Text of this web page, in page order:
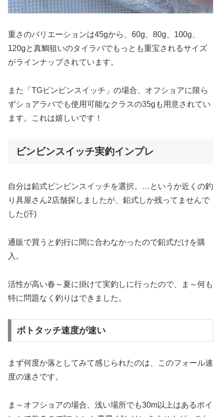
重さのバリエーションは45gから、60g、80g、100g、
120gと真鯛狙いのタイラバでもっとも重宝されるサイズ
がラインナップされています。
また「TGビンビンスイッチ」の場合、オフショアに限ら
ずショアラバでも使用可能なクラスの35gも用意されてい
ます。これは嬉しいです！
ビンビンスイッチ実釣インプレ
自分は鉛式ビンビンスイッチを選択。…というか近くの釣
り具屋さん2店舗探しましたが、鉛式しか残ってませんで
した(汗)
通販で買うと釣行に間に合わなかったので鉛式だけを購
入。
活性が高い春～夏に掛けて実釣しに行ったので、ま～何も
特に問題なく釣りはできました。
ボトタッチ速度が速い
まず何度か落としてみて感じられたのは、このフォール速
度の速さです。
ま～オフショアの場合、浅い場所でも30m以上はあるポイ